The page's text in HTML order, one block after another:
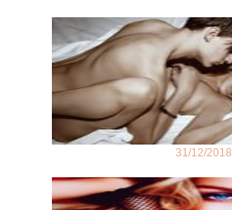
31/12/2018